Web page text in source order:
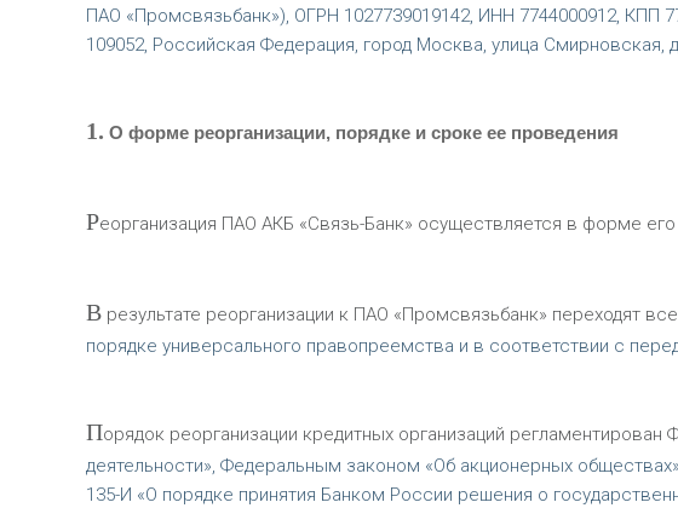
ПАО «Промсвязьбанк»), ОГРН 1027739019142, ИНН 7744000912, КПП
109052, Российская Федерация, город Москва, улица Смирновская,
1. О форме реорганизации, порядке и сроке ее проведения
Реорганизация ПАО АКБ «Связь-Банк» осуществляется в форме
Врезультате реорганизации к ПАО «Промсвязьбанк» переходят
порядке универсального правопреемства и в соответствии с
Порядок реорганизации кредитных организаций
деятельности», Федеральным законом «Об акционерных
135-И «О порядке принятия Банком России решения о